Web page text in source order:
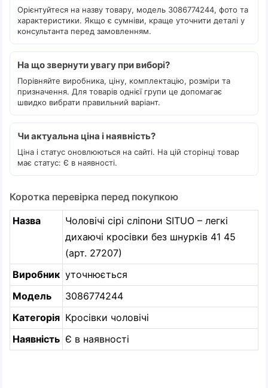
Орієнтуйтеся на назву товару, модель 3086774244, фото та
характеристики. Якщо є сумніви, краще уточнити деталі у
консультанта перед замовленням.
На що звернути увагу при виборі?
Порівняйте виробника, ціну, комплектацію, розміри та
призначення. Для товарів однієї групи це допомагає
швидко вибрати правильний варіант.
Чи актуальна ціна і наявність?
Ціна і статус оновлюються на сайті. На цій сторінці товар
має статус: Є в наявності.
Коротка перевірка перед покупкою
Назва
Чоловічі сірі сліпони SITUO – легкі
дихаючі кросівки без шнурків 41 45
(арт. 27207)
Виробник уточнюється
Модель
3086774244
Категорія Кросівки чоловічі
Наявність Є в наявності